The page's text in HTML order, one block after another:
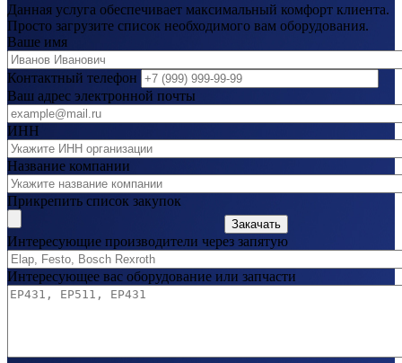
Данная услуга обеспечивает максимальный комфорт клиента.
Просто загрузите список необходимого вам оборудования.
Ваше имя
Контактный телефон
Ваш адрес электронной почты
ИНН
Название компании
Прикрепить список закупок
Закачать
Интересующие производители через запятую
Интересующее вас оборудование или запчасти